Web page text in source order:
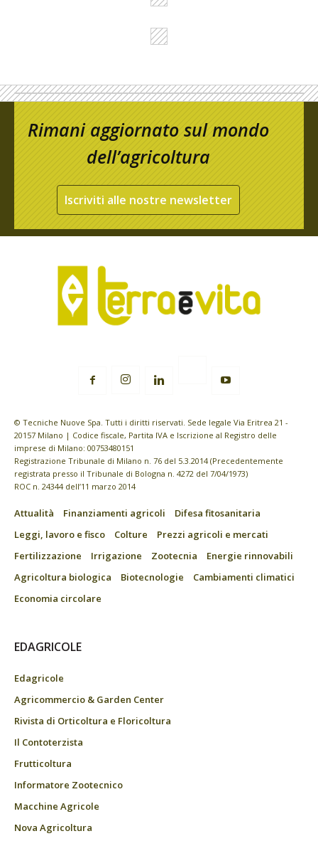
Rimani aggiornato sul mondo
dell’agricoltura
Iscriviti alle nostre newsletter
© Tecniche Nuove Spa. Tutti i diritti riservati. Sede legale Via Eritrea 21 -
20157 Milano | Codice fiscale, Partita IVA e Iscrizione al Registro delle
imprese di Milano: 00753480151
Registrazione Tribunale di Milano n. 76 del 5.3.2014 (Precedentemente
registrata presso il Tribunale di Bologna n. 4272 del 7/04/1973)
ROC n. 24344 dell’11 marzo 2014
Attualità Finanziamenti agricoli
Difesa fitosanitaria
Leggi, lavoro e fisco
Colture
Prezzi agricoli e mercati
Fertilizzazione
Irrigazione Zootecnia
Energie rinnovabili
Agricoltura biologica
Biotecnologie
Cambiamenti climatici
Economia circolare
EDAGRICOLE
Edagricole
Agricommercio & Garden Center
Rivista di Orticoltura e Floricoltura
Il Contoterzista
Frutticoltura
Informatore Zootecnico
Macchine Agricole
Nova Agricoltura